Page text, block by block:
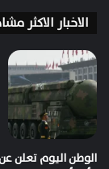
الاخبار الاكثر
الوطن اليوم تعلن عن